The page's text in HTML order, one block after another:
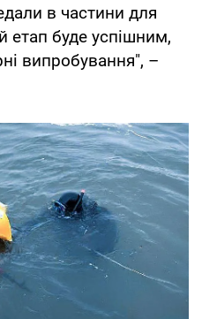
в частини для
буде успішним,
випробування", –